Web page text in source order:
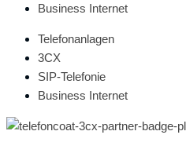
Business Internet
Telefonanlagen
3CX
SIP-Telefonie
Business Internet